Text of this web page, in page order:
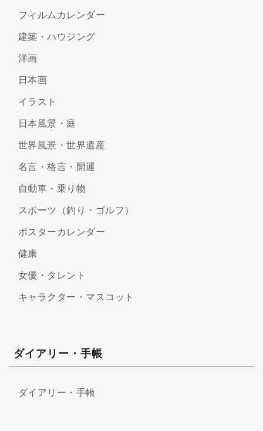
フィルムカレンダー
建築・ハウジング
洋画
日本画
イラスト
日本風景・庭
世界風景・世界遺産
名言・格言・開運
自動車・乗り物
スポーツ（釣り・ゴルフ）
ポスターカレンダー
健康
女優・タレント
キャラクター・マスコット
ダイアリー・手帳
ダイアリー・手帳